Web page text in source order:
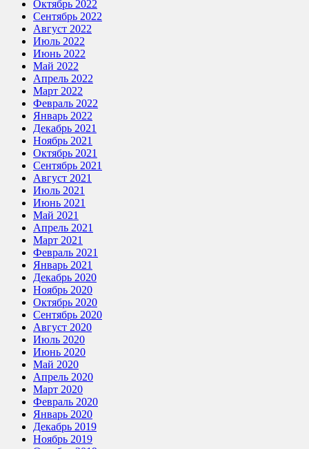
Октябрь 2022
Сентябрь 2022
Август 2022
Июль 2022
Июнь 2022
Май 2022
Апрель 2022
Март 2022
Февраль 2022
Январь 2022
Декабрь 2021
Ноябрь 2021
Октябрь 2021
Сентябрь 2021
Август 2021
Июль 2021
Июнь 2021
Май 2021
Апрель 2021
Март 2021
Февраль 2021
Январь 2021
Декабрь 2020
Ноябрь 2020
Октябрь 2020
Сентябрь 2020
Август 2020
Июль 2020
Июнь 2020
Май 2020
Апрель 2020
Март 2020
Февраль 2020
Январь 2020
Декабрь 2019
Ноябрь 2019